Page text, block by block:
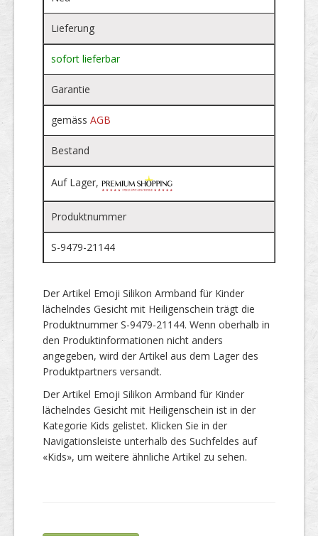
Lieferung
sofort lieferbar
Garantie
gemäss AGB
Bestand
Auf Lager,
Produktnummer
S-9479-21144
Der Artikel Emoji Silikon Armband für Kinder
lächelndes Gesicht mit Heiligenschein trägt die
Produktnummer S-9479-21144. Wenn oberhalb in
den Produktinformationen nicht anders
angegeben, wird der Artikel aus dem Lager des
Produktpartners versandt.
Der Artikel Emoji Silikon Armband für Kinder
lächelndes Gesicht mit Heiligenschein ist in der
Kategorie Kids gelistet. Klicken Sie in der
Navigationsleiste unterhalb des Suchfeldes auf
«Kids», um weitere ähnliche Artikel zu sehen.